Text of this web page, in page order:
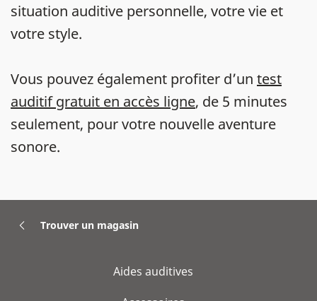
situation auditive personnelle, votre vie et
votre style.
Vous pouvez également profiter d’un test
auditif gratuit en accès ligne, de 5 minutes
seulement, pour votre nouvelle aventure
sonore.
Trouver un magasin
Aides auditives